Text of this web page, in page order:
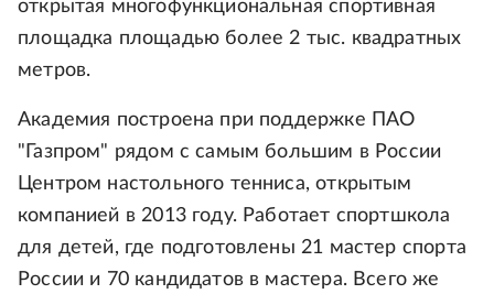
открытая многофункциональная спортивная
площадка площадью более 2 тыс. квадратных
метров.
Академия построена при поддержке ПАО
"Газпром" рядом с самым большим в России
Центром настольного тенниса, открытым
компанией в 2013 году. Работает спортшкола
для детей, где подготовлены 21 мастер спорта
России и 70 кандидатов в мастера. Всего же